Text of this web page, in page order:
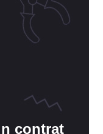
contrat